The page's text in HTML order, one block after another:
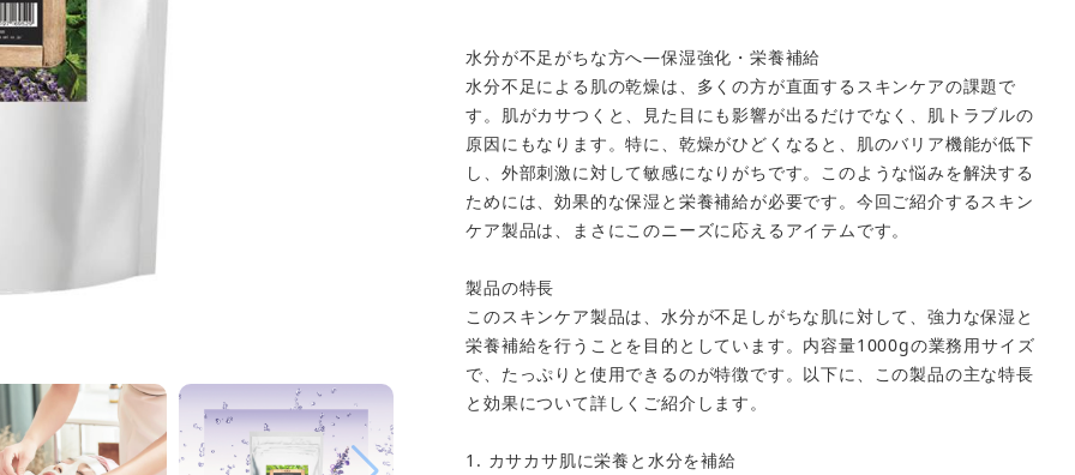
水分が不足がちな方へ—保湿強化・栄養補給
水分不足による肌の乾燥は、多くの方が直面するスキンケアの課題で
す。肌がカサつくと、見た目にも影響が出るだけでなく、肌トラブルの
原因にもなります。特に、乾燥がひどくなると、肌のバリア機能が低下
し、外部刺激に対して敏感になりがちです。このような悩みを解決する
ためには、効果的な保湿と栄養補給が必要です。今回ご紹介するスキン
ケア製品は、まさにこのニーズに応えるアイテムです。
製品の特長
このスキンケア製品は、水分が不足しがちな肌に対して、強力な保湿と
栄養補給を行うことを目的としています。内容量1000gの業務用サイズ
で、たっぷりと使用できるのが特徴です。以下に、この製品の主な特長
と効果について詳しくご紹介します。
1. カサカサ肌に栄養と水分を補給